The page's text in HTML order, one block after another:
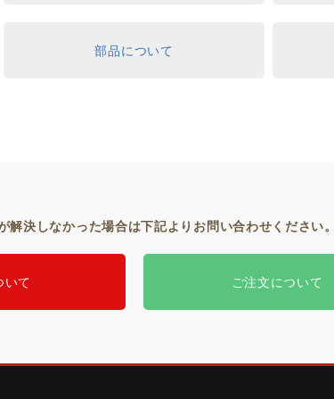
部品について
解決しなかった場合は下記よりお問い合わせください。
いて ご注文について